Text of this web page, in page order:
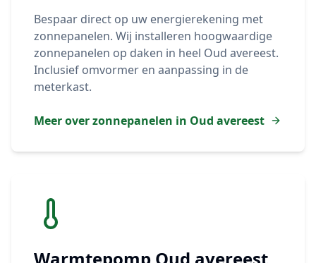
Bespaar direct op uw energierekening met
zonnepanelen. Wij installeren hoogwaardige
zonnepanelen op daken in heel Oud avereest.
Inclusief omvormer en aanpassing in de
meterkast.
Meer over zonnepanelen in Oud avereest